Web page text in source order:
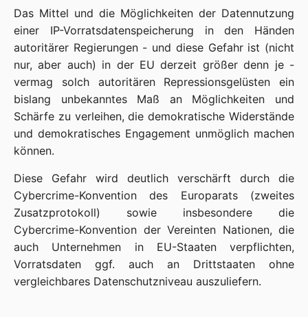
Das Mittel und die Möglichkeiten der Datennutzung
einer IP-Vorratsdatenspeicherung in den Händen
autoritärer Regierungen - und diese Gefahr ist (nicht
nur, aber auch) in der EU derzeit größer denn je -
vermag solch autoritären Repressionsgelüsten ein
bislang unbekanntes Maß an Möglichkeiten und
Schärfe zu verleihen, die demokratische Widerstände
und demokratisches Engagement unmöglich machen
können.
Diese Gefahr wird deutlich verschärft durch die
Cybercrime-Konvention des Europarats (zweites
Zusatzprotokoll) sowie insbesondere die
Cybercrime-Konvention der Vereinten Nationen, die
auch Unternehmen in EU-Staaten verpflichten,
Vorratsdaten ggf. auch an Drittstaaten ohne
vergleichbares Datenschutzniveau auszuliefern.